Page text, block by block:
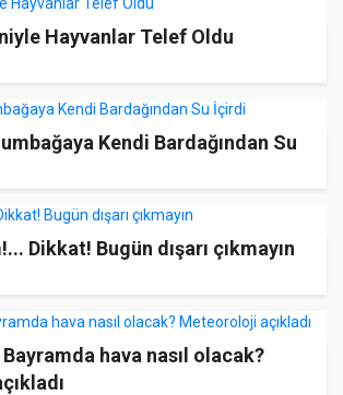
Hayvanlar Telef Oldu
Kendi Bardağından Su
Dikkat! Bugün dışarı çıkmayın
hava nasıl olacak?